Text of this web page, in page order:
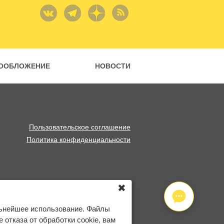
НОВОСТИ
Пользовательское соглашение
Политика конфиденциальности
использование. Файлы
от обработки cookie, вам
✖